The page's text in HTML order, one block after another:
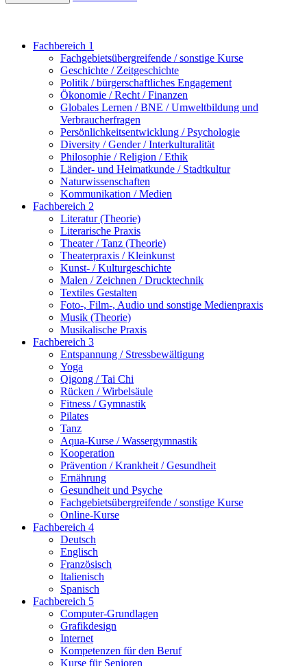
Fachbereich 1
Fachgebietsübergreifende / sonstige Kurse
Geschichte / Zeitgeschichte
Politik / bürgerschaftliches Engagement
Ökonomie / Recht / Finanzen
Globales Lernen / BNE / Umweltbildung und
Verbraucherfragen
Persönlichkeitsentwicklung / Psychologie
Diversity / Gender / Interkulturalität
Philosophie / Religion / Ethik
Länder- und Heimatkunde / Stadtkultur
Naturwissenschaften
Kommunikation / Medien
Fachbereich 2
Literatur (Theorie)
Literarische Praxis
Theater / Tanz (Theorie)
Theaterpraxis / Kleinkunst
Kunst- / Kulturgeschichte
Malen / Zeichnen / Drucktechnik
Textiles Gestalten
Foto-, Film-, Audio und sonstige Medienpraxis
Musik (Theorie)
Musikalische Praxis
Fachbereich 3
Entspannung / Stressbewältigung
Yoga
Qigong / Tai Chi
Rücken / Wirbelsäule
Fitness / Gymnastik
Pilates
Tanz
Aqua-Kurse / Wassergymnastik
Kooperation
Prävention / Krankheit / Gesundheit
Ernährung
Gesundheit und Psyche
Fachgebietsübergreifende / sonstige Kurse
Online-Kurse
Fachbereich 4
Deutsch
Englisch
Französisch
Italienisch
Spanisch
Fachbereich 5
Computer-Grundlagen
Grafikdesign
Internet
Kompetenzen für den Beruf
Kurse für Senioren